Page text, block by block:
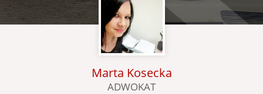
Marta Kosecka
ADWOKAT